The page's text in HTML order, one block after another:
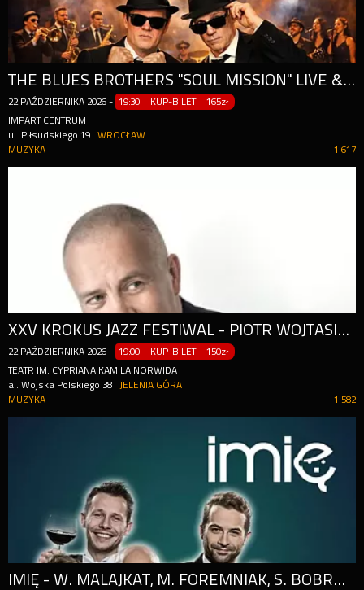
THE BLUES BROTHERS "SOUL MISSION" LIVE & LOUD - TRYBUT, KTÓRY ROZSADZA SCENĘ!
22 PAŹDZIERNIKA 2026 - 19:30 | KUP-BILET |165zł
IMPART CENTRUM
ul. Piłsudskiego 19
WROCŁAW
1 617
MUZYKA
XXV KROKUS JAZZ FESTIWAL - PIOTR WOJTASIK QUINTET FEAT. ANNA MARIA JOPEK
22 PAŹDZIERNIKA 2026 - 19:00 | KUP-BILET |150zł
TEATR IM. CYPRIANA KAMILA NORWIDA
al. Wojska Polskiego 38
JELENIA GÓRA
1 582
MUZYKA
IMIĘ - W. MALAJKAT, M. FOREMNIAK, S. BOBROWSKI, D. KREMPA, M. HYCNAR / M. BANASIUK